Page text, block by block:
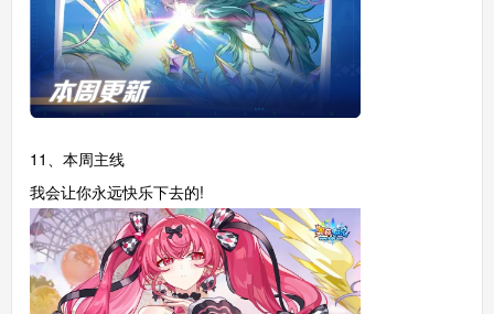
11、本周主线
我会让你永远快乐下去的!